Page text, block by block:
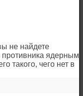
не найдете
противника ядерным
такого, чего нет в